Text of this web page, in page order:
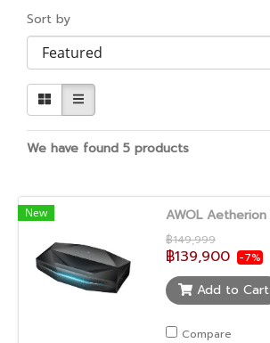
Sort by
We have found 5 products
New
฿149,999
฿139,900 -7%
Add to Cart
Compare